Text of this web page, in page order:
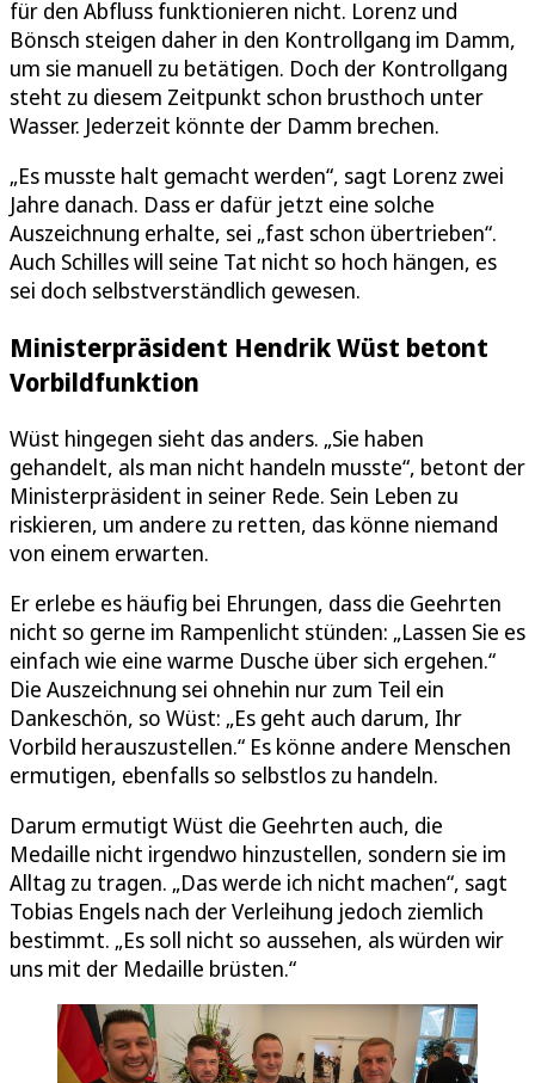
für den Abfluss funktionieren nicht. Lorenz und
Bönsch steigen daher in den Kontrollgang im Damm,
um sie manuell zu betätigen. Doch der Kontrollgang
steht zu diesem Zeitpunkt schon brusthoch unter
Wasser. Jederzeit könnte der Damm brechen.
„Es musste halt gemacht werden“, sagt Lorenz zwei
Jahre danach. Dass er dafür jetzt eine solche
Auszeichnung erhalte, sei „fast schon übertrieben“.
Auch Schilles will seine Tat nicht so hoch hängen, es
sei doch selbstverständlich gewesen.
Ministerpräsident Hendrik Wüst betont
Vorbildfunktion
Wüst hingegen sieht das anders. „Sie haben
gehandelt, als man nicht handeln musste“, betont der
Ministerpräsident in seiner Rede. Sein Leben zu
riskieren, um andere zu retten, das könne niemand
von einem erwarten.
Er erlebe es häufig bei Ehrungen, dass die Geehrten
nicht so gerne im Rampenlicht stünden: „Lassen Sie es
einfach wie eine warme Dusche über sich ergehen.“
Die Auszeichnung sei ohnehin nur zum Teil ein
Dankeschön, so Wüst: „Es geht auch darum, Ihr
Vorbild herauszustellen.“ Es könne andere Menschen
ermutigen, ebenfalls so selbstlos zu handeln.
Darum ermutigt Wüst die Geehrten auch, die
Medaille nicht irgendwo hinzustellen, sondern sie im
Alltag zu tragen. „Das werde ich nicht machen“, sagt
Tobias Engels nach der Verleihung jedoch ziemlich
bestimmt. „Es soll nicht so aussehen, als würden wir
uns mit der Medaille brüsten.“